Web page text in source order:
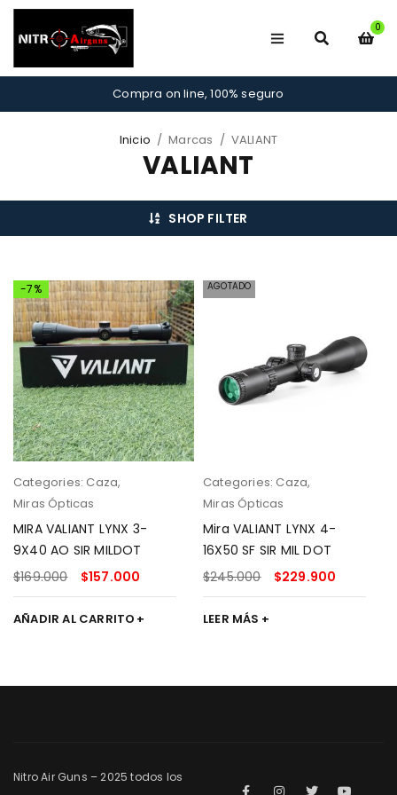
0
Compra on line, 100% seguro
Inicio / Marcas / VALIANT
VALIANT
SHOP FILTER
-7%
Categories: Caza,
Miras Ópticas
MIRA VALIANT LYNX 3-
9X40 AO SIR MILDOT
$169.000 $157.000
AÑADIR AL CARRITO
AGOTADO
Categories: Caza,
Miras Ópticas
Mira VALIANT LYNX 4-
16X50 SF SIR MIL DOT
$245.000 $229.900
LEER MÁS
Nitro Air Guns – 2025 todos los